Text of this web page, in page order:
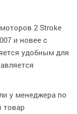
2 Stroke
и новее с
удобным для
у менеджера по
товар